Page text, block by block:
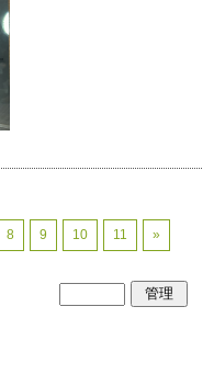
8 9 10 11 »